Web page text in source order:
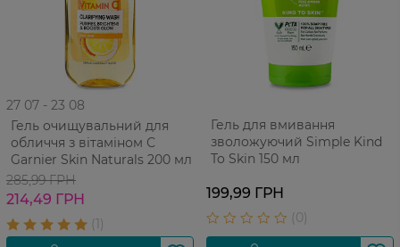
27 07 - 23 08
Гель очищувальний для
обличчя з вітаміном С
Garnier Skin Naturals 200 мл
285,99 ГРН
214,49 ГРН
Гель для вмивання
зволожуючий Simple Kind
To Skin 150 мл
199,99 ГРН